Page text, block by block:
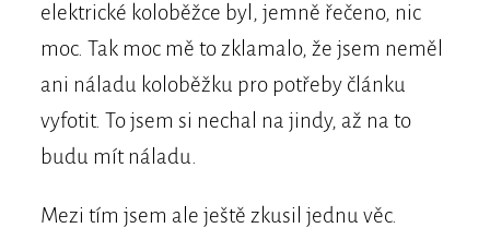
elektrické koloběžce byl, jemně řečeno, nic
moc. Tak moc mě to zklamalo, že jsem neměl
ani náladu koloběžku pro potřeby článku
vyfotit. To jsem si nechal na jindy, až na to
budu mít náladu.
Mezi tím jsem ale ještě zkusil jednu věc.